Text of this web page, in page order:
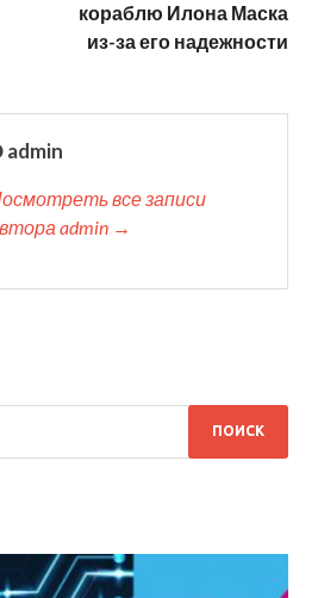
кораблю Илона Маска
из-за его надежности
admin
все записи
admin →